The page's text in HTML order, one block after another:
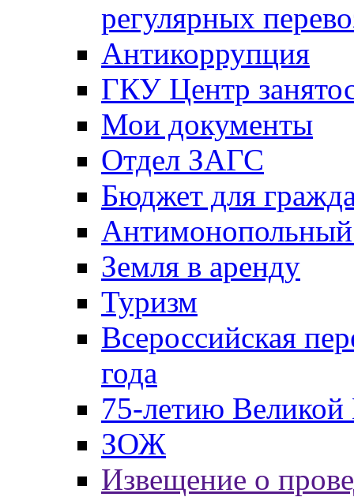
регулярных
Антикоррупция
ГКУ Центр
Мои документы
Отдел ЗАГС
Бюджет для
Антимонопольный
Земля в аренду
Туризм
Всероссийская
года
75-летию
ЗОЖ
Извещение о